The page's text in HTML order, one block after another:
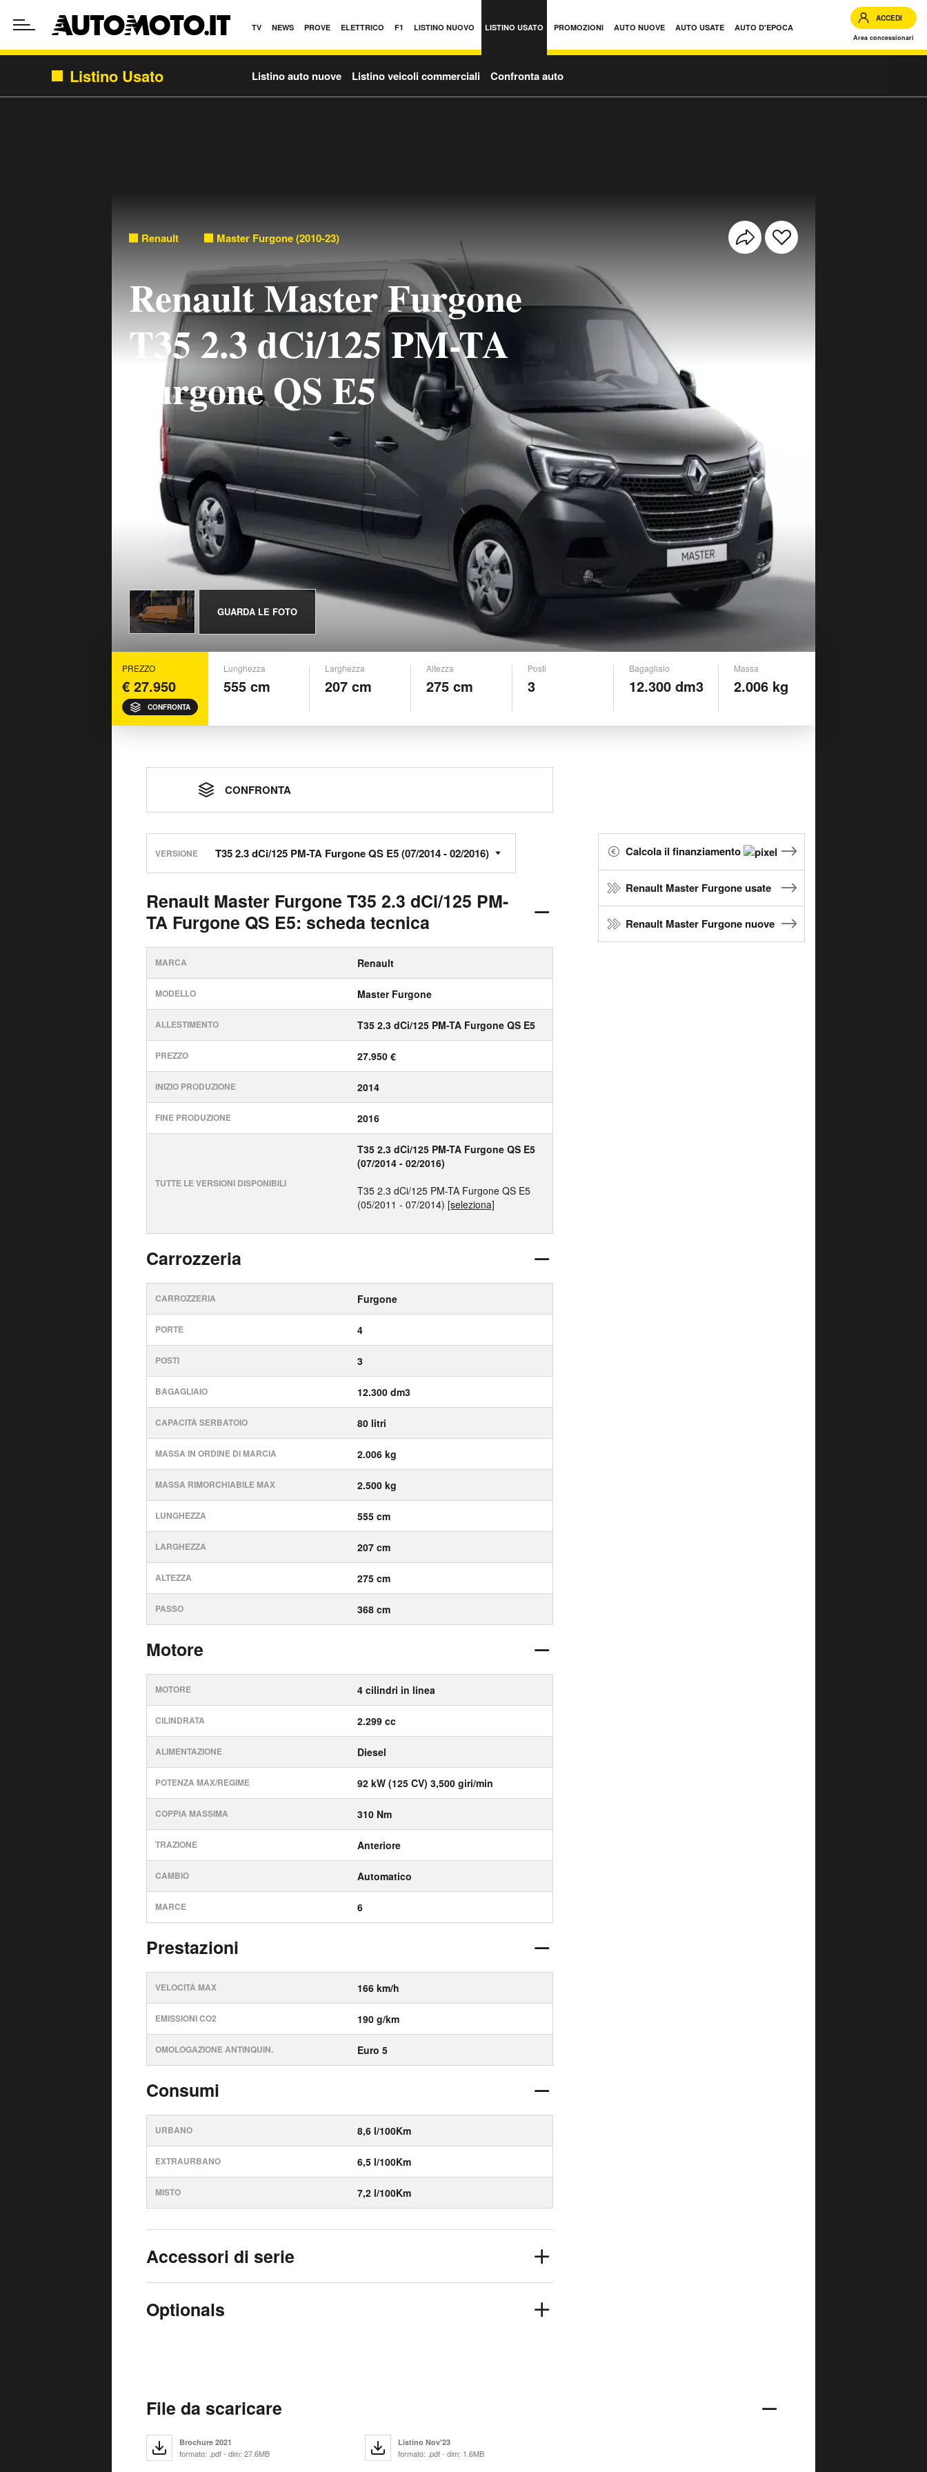
TV NEWS PROVE ELETTRICO F1 LISTINO NUOVO LISTINO USATO PROMOZIONI AUTO NUOVE AUTO USATE AUTO D'EPOCA
ACCEDI
Area concessionari
Listino Usato Listino auto nuove Listino veicoli commerciali Confronta auto
Renault Master Furgone (2010-23)
Renault Master Furgone
T35 2.3 dCi/125 PM-TA
Furgone QS E5
GUARDA LE FOTO
PREZZO
€ 27.950
CONFRONTA
Lunghezza
555 cm
Larghezza
207 cm
Altezza
275 cm
Posti
3
Bagagliaio
12.300 dm3
Massa
2.006 kg
CONFRONTA
VERSIONE
Renault Master Furgone T35 2.3 dCi/125 PM-
TA Furgone QS E5: scheda tecnica
MARCA Renault
MODELLO Master Furgone
ALLESTIMENTO T35 2.3 dCi/125 PM-TA Furgone QS E5
PREZZO 27.950 €
INIZIO PRODUZIONE 2014
FINE PRODUZIONE 2016
TUTTE LE VERSIONI DISPONIBILI
T35 2.3 dCi/125 PM-TA Furgone QS E5
(07/2014 - 02/2016)
T35 2.3 dCi/125 PM-TA Furgone QS E5
(05/2011 - 07/2014) [seleziona]
Carrozzeria
CARROZZERIA Furgone
PORTE 4
POSTI 3
BAGAGLIAIO 12.300 dm3
CAPACITÀ SERBATOIO 80 litri
MASSA IN ORDINE DI MARCIA 2.006 kg
MASSA RIMORCHIABILE MAX 2.500 kg
LUNGHEZZA 555 cm
LARGHEZZA 207 cm
ALTEZZA 275 cm
PASSO 368 cm
Motore
MOTORE 4 cilindri in linea
CILINDRATA 2.299 cc
ALIMENTAZIONE Diesel
POTENZA MAX/REGIME 92 kW (125 CV) 3,500 giri/min
COPPIA MASSIMA 310 Nm
TRAZIONE Anteriore
CAMBIO Automatico
MARCE 6
Prestazioni
VELOCITÀ MAX 166 km/h
EMISSIONI CO2 190 g/km
OMOLOGAZIONE ANTINQUIN. Euro 5
Consumi
URBANO 8,6 l/100Km
EXTRAURBANO 6,5 l/100Km
MISTO 7,2 l/100Km
Accessori di serie
Optionals
Calcola il finanziamento
Renault Master Furgone usate
Renault Master Furgone nuove
File da scaricare
Brochure 2021
formato: .pdf - dim: 27.6MB
Listino Nov'23
formato: .pdf - dim: 1.6MB